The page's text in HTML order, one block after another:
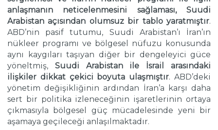
anlaşmanın neticelenmesini sağlaması, Suudi
Arabistan açısından olumsuz bir tablo yaratmıştır.
ABD’nin pasif tutumu, Suudi Arabistan’ı İran’ın
nükleer programı ve bölgesel nüfuzu konusunda
aynı kaygıları taşıyan diğer bir dengeleyici güce
yöneltmiş, Suudi Arabistan ile İsrail arasındaki
ilişkiler dikkat çekici boyuta ulaşmıştır. ABD’deki
yönetim değişikliğinin ardından İran’a karşı daha
sert bir politika izleneceğinin işaretlerinin ortaya
çıkmasıyla bölgesel güç mücadelesinde yeni bir
aşamaya geçileceği anlaşılmaktadır.